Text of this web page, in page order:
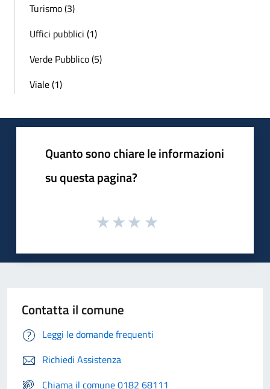
Turismo (3)
Uffici pubblici (1)
Verde Pubblico (5)
Viale (1)
Quanto sono chiare le informazioni
su questa pagina?
Contatta il comune
Leggi le domande frequenti
Richiedi Assistenza
Chiama il comune 0182 68111